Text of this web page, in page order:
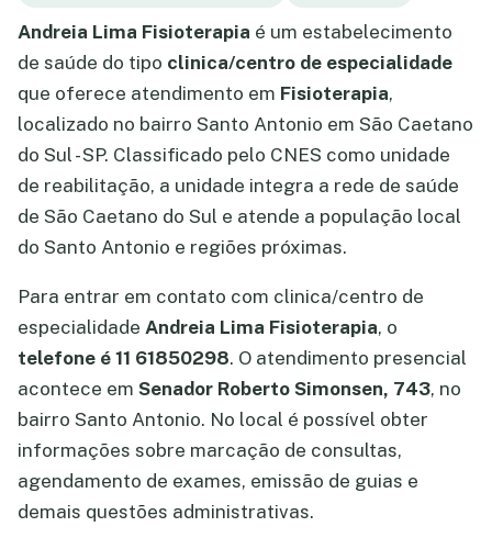
Andreia Lima Fisioterapia é um estabelecimento
de saúde do tipo clinica/centro de especialidade
que oferece atendimento em Fisioterapia,
localizado no bairro Santo Antonio em São Caetano
do Sul - SP. Classificado pelo CNES como unidade
de reabilitação, a unidade integra a rede de saúde
de São Caetano do Sul e atende a população local
do Santo Antonio e regiões próximas.
Para entrar em contato com clinica/centro de
especialidade Andreia Lima Fisioterapia, o
telefone é 11 61850298. O atendimento presencial
acontece em Senador Roberto Simonsen, 743, no
bairro Santo Antonio. No local é possível obter
informações sobre marcação de consultas,
agendamento de exames, emissão de guias e
demais questões administrativas.